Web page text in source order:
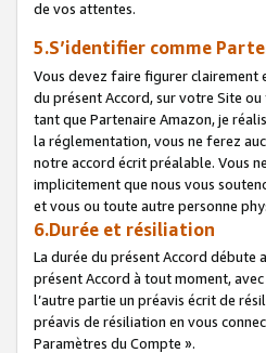
de vos attentes.
5.S’identifier comme
Vous devez faire figurer clairement
du présent Accord, sur votre Site
tant que Partenaire Amazon, je
la réglementation, vous ne ferez
notre accord écrit préalable. Vous
implicitement que nous vous
et vous ou toute autre personne
6.Durée et résiliation
La durée du présent Accord
présent Accord à tout moment,
l’autre partie un préavis écrit de
préavis de résiliation en vous
Paramètres du Compte ».